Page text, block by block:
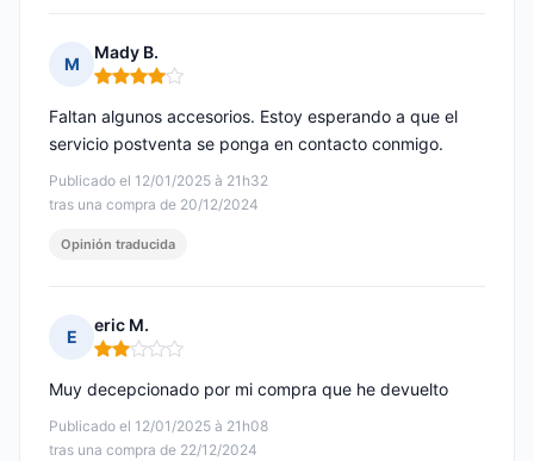
M
Mady B.
Nota: 4 de 5
Publicado el 12/01/2025 à 21h32
tras una compra de 20/12/2024
Faltan algunos accesorios. Estoy esperando a que el
servicio postventa se ponga en contacto conmigo.
Opinión traducida
E
eric M.
Nota: 2 de 5
Publicado el 12/01/2025 à 21h08
tras una compra de 22/12/2024
Muy decepcionado por mi compra que he devuelto